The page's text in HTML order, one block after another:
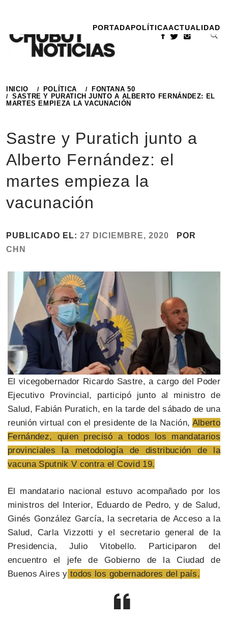
contenido
PORTADAPOLÍTICAACTUALIDAD
INICIO POLÍTICA
FONTANA 50
SASTRE Y PURATICH JUNTO A ALBERTO FERNÁNDEZ: EL
MARTES EMPIEZA LA VACUNACIÓN
Sastre y Puratich junto a
Alberto Fernández: el
martes empieza la
vacunación
PUBLICADO EL: 27 DICIEMBRE, 2020
POR
CHN
El vicegobernador Ricardo Sastre, a cargo del Poder
Ejecutivo Provincial, participó junto al ministro de
Salud, Fabián Puratich, en la tarde del sábado de una
reunión virtual con el presidente de la Nación, Alberto
Fernández, quien precisó a todos los mandatarios
provinciales la metodología de distribución de la
vacuna Sputnik V contra el Covid 19.
El mandatario nacional estuvo acompañado por los
ministros del Interior, Eduardo de Pedro, y de Salud,
Ginés González García, la secretaria de Acceso a la
Salud, Carla Vizzotti y el secretario general de la
Presidencia, Julio Vitobello. Participaron del
encuentro el jefe de Gobierno de la Ciudad de
Buenos Aires y todos los gobernadores del país.